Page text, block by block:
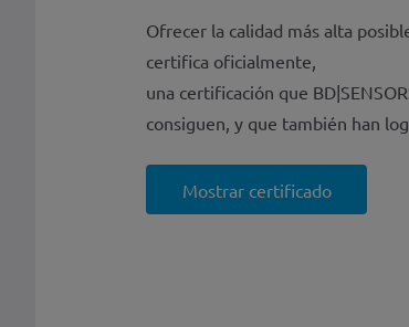
Ofrecer la calidad más alta
certifica oficialmente,
una certificación que
consiguen, y que también han
Mostrar certificado